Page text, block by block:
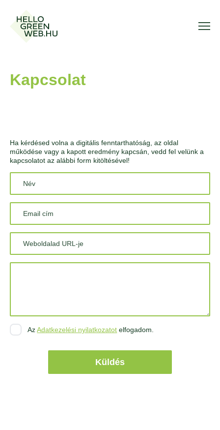
Kapcsolat
Ha kérdésed volna a digitális fenntarthatóság, az oldal
működése vagy a kapott eredmény kapcsán, vedd fel velünk a
kapcsolatot az alábbi form kitöltésével!
Név*
Email cím*
Weboldalad URL-je
Üzenet*
AzAdatkezelési nyilatkozatot elfogadom.
Küldés